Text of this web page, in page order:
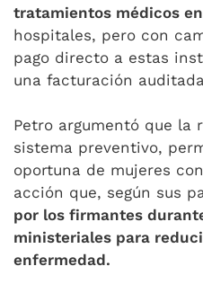
tratamientos médicos
hospitales, pero con
pago directo a estas
una facturación
Petro argumentó que la
sistema preventivo,
oportuna de mujeres
acción que, según sus
por los firmantes
ministeriales para
enfermedad.